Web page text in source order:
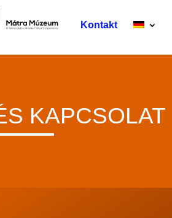
Kontakt
KAPCSOLAT